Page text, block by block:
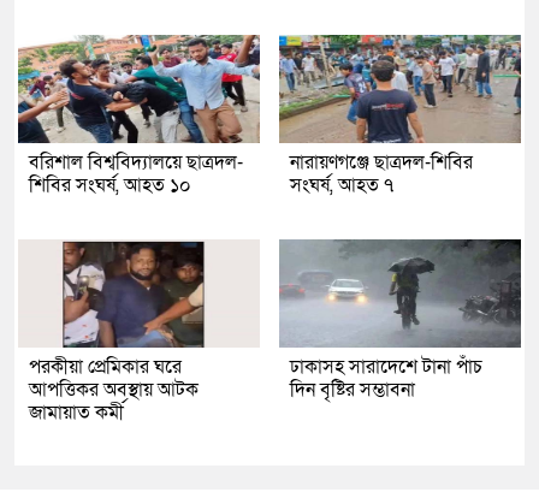
বরিশাল বিশ্ববিদ্যালয়ে ছাত্রদল-
শিবির সংঘর্ষ, আহত ১০
নারায়ণগঞ্জে ছাত্রদল-শিবির
সংঘর্ষ, আহত ৭
পরকীয়া প্রেমিকার ঘরে
আপত্তিকর অবস্থায় আটক
জামায়াত কর্মী
ঢাকাসহ সারাদেশে টানা পাঁচ
দিন বৃষ্টির সম্ভাবনা